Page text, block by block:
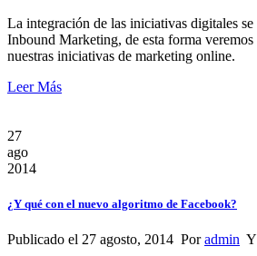
La integración de las iniciativas digitales se
Inbound Marketing, de esta forma veremos
nuestras iniciativas de marketing online.
Leer Más
27
ago
2014
¿Y qué con el nuevo algoritmo de Facebook?
Publicado el 27 agosto, 2014 Poradmin